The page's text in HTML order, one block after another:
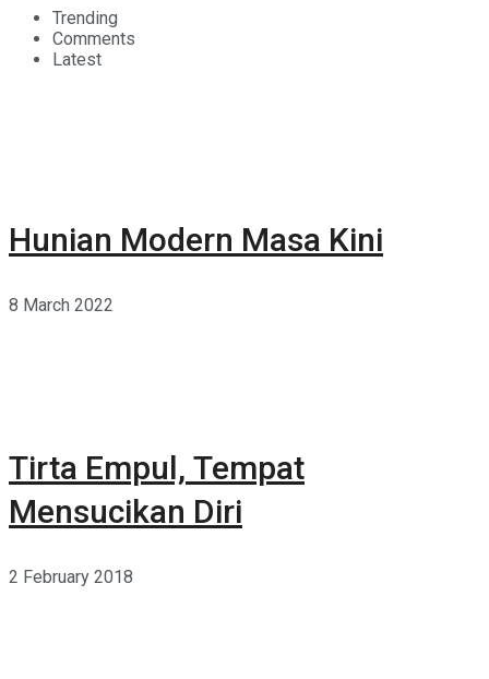
Trending
Comments
Latest
Hunian Modern Masa Kini
8 March 2022
Tirta Empul, Tempat
Mensucikan Diri
2 February 2018